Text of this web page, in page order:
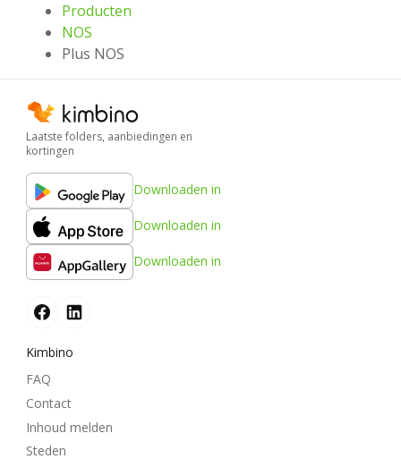
Producten
NOS
Plus NOS
Laatste folders, aanbiedingen en
kortingen
Downloaden in
Downloaden in
Downloaden in
Kimbino
FAQ
Contact
Inhoud melden
Steden